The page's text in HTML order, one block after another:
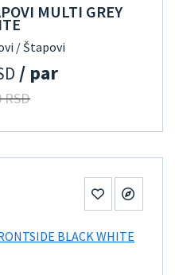
MULTI GREY
/ Štapovi
/ par
RSD